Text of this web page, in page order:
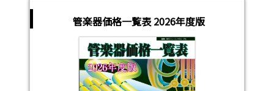
管楽器価格一覧表 2026年度版